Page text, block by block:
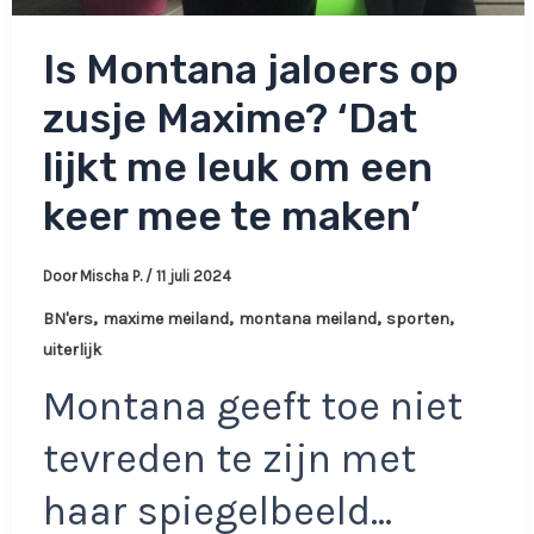
Is Montana jaloers op
zusje Maxime? ‘Dat
lijkt me leuk om een
keer mee te maken’
Door Mischa P. / 11 juli 2024
BN'ers, maxime meiland, montana meiland, sporten,
uiterlijk
Montana geeft toe niet
tevreden te zijn met
haar spiegelbeeld…